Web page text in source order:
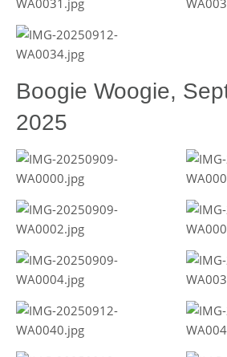
Boogie Woogie,
2025